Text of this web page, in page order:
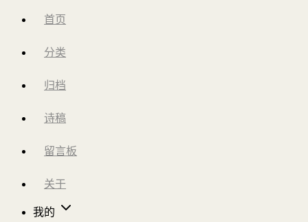
首页
分类
归档
诗稿
留言板
关于
我的